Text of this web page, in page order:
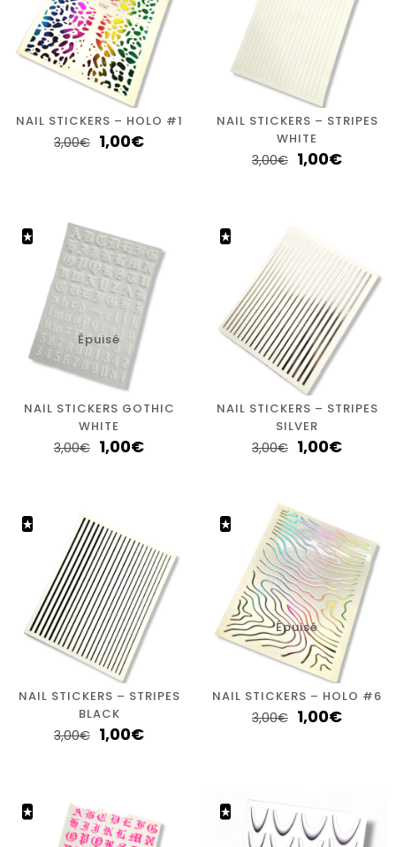
NAIL STICKERS – HOLO #1
3,00€ 1,00€
NAIL STICKERS – STRIPES
WHITE
3,00€ 1,00€
Épuisé
NAIL STICKERS GOTHIC
WHITE
3,00€ 1,00€
NAIL STICKERS – STRIPES
SILVER
3,00€ 1,00€
NAIL STICKERS – STRIPES
BLACK
3,00€ 1,00€
Épuisé
NAIL STICKERS – HOLO #6
3,00€ 1,00€